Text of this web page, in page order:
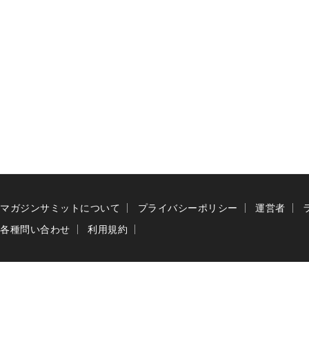
マガジンサミットについて プライバシーポリシー 運営者
各種問い合わせ
利用規約